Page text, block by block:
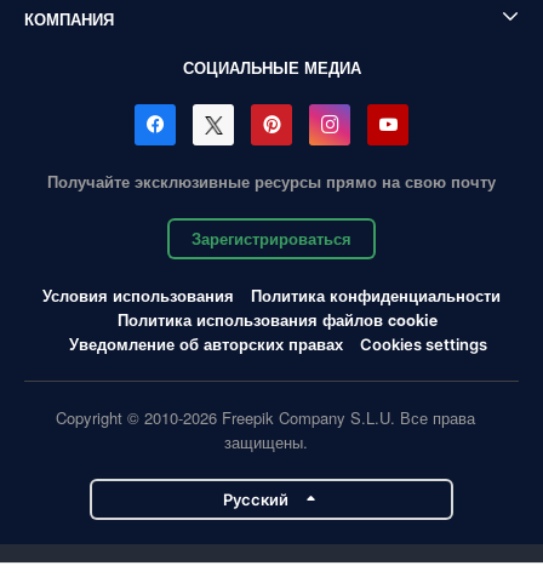
КОМПАНИЯ
СОЦИАЛЬНЫЕ МЕДИА
Получайте эксклюзивные ресурсы прямо на свою почту
Зарегистрироваться
Условия использования
Политика конфиденциальности
Политика использования файлов cookie
Уведомление об авторских правах
Cookies settings
Copyright © 2010-2026 Freepik Company S.L.U. Все права
защищены.
Pусский